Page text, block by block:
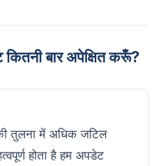
बार अपेक्षित करूँ?
तुलना में अधिक जटिल
होता है हम अपडेट